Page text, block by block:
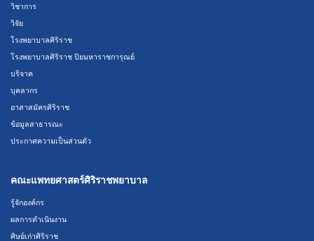
วิชาการ
วิจัย
โรงพยาบาลศิริราช
โรงพยาบาลศิริราช ปิยมหาราชการุณย์
บริจาค
บุคลากร
อาสาสมัครศิริราช
ข้อมูลสาธารณะ
ประกาศความเป็นส่วนตัว
คณะแพทยศาสตร์ศิริราชพยาบาล
รู้จักองค์กร
ผลการดำเนินงาน
ศิษย์เก่าศิริราช